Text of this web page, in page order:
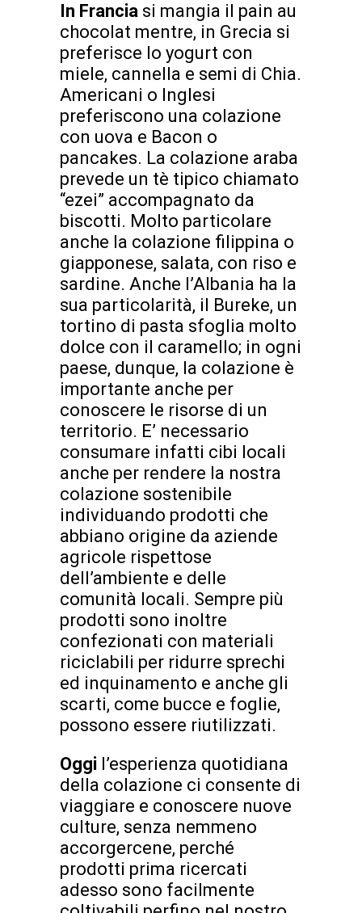
In Francia si mangia il pain au
chocolat mentre, in Grecia si
preferisce lo yogurt con
miele, cannella e semi di Chia.
Americani o Inglesi
preferiscono una colazione
con uova e Bacon o
pancakes. La colazione araba
prevede un tè tipico chiamato
“ezei” accompagnato da
biscotti. Molto particolare
anche la colazione filippina o
giapponese, salata, con riso e
sardine. Anche l’Albania ha la
sua particolarità, il Bureke, un
tortino di pasta sfoglia molto
dolce con il caramello; in ogni
paese, dunque, la colazione è
importante anche per
conoscere le risorse di un
territorio. E’ necessario
consumare infatti cibi locali
anche per rendere la nostra
colazione sostenibile
individuando prodotti che
abbiano origine da aziende
agricole rispettose
dell’ambiente e delle
comunità locali. Sempre più
prodotti sono inoltre
confezionati con materiali
riciclabili per ridurre sprechi
ed inquinamento e anche gli
scarti, come bucce e foglie,
possono essere riutilizzati.
Oggi l’esperienza quotidiana
della colazione ci consente di
viaggiare e conoscere nuove
culture, senza nemmeno
accorgercene, perché
prodotti prima ricercati
adesso sono facilmente